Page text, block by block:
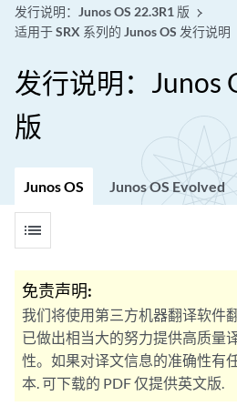
发行说明：Junos OS 22.3R1 版
适用于 SRX 系列的 Junos OS 发行说明
发行说明：Junos
版
Junos OS Junos OS Evolved
list
免责声明:
我们将使用第三方机器翻译软件
已做出相当大的努力提供高质量
性。如果对译文信息的准确性有
本. 可下载的 PDF 仅提供英文版.